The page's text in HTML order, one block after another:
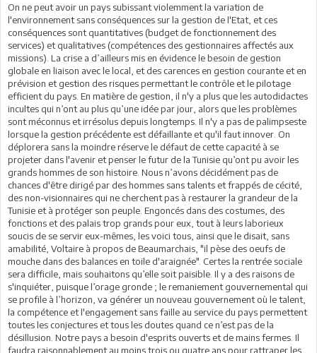
On ne peut avoir un pays subissant violemment la variation de
l'environnement sans conséquences sur la gestion de l'Etat, et ces
conséquences sont quantitatives (budget de fonctionnement des
services) et qualitatives (compétences des gestionnaires affectés aux
missions). La crise a d’ailleurs mis en évidence le besoin de gestion
globale en liaison avec le local, et des carences en gestion courante et en
prévision et gestion des risques permettant le contrôle et le pilotage
efficient du pays. En matière de gestion, il n'y a plus que les autodidactes
incultes qui n’ont au plus qu’une idée par jour, alors que les problèmes
sont méconnus et irrésolus depuis longtemps. Il n'y a pas de palimpseste
lorsque la gestion précédente est défaillante et qu'il faut innover. On
déplorera sans la moindre réserve le défaut de cette capacité à se
projeter dans l'avenir et penser le futur de la Tunisie qu’ont pu avoir les
grands hommes de son histoire. Nous n’avons décidément pas de
chances d'être dirigé par des hommes sans talents et frappés de cécité,
des non-visionnaires qui ne cherchent pas à restaurer la grandeur de la
Tunisie et à protéger son peuple. Engoncés dans des costumes, des
fonctions et des palais trop grands pour eux, tout à leurs laborieux
soucis de se servir eux-mêmes, les voici tous, ainsi que le disait, sans
amabilité, Voltaire à propos de Beaumarchais, "il pèse des oeufs de
mouche dans des balances en toile d'araignée". Certes la rentrée sociale
sera difficile, mais souhaitons qu’elle soit paisible. Il y a des raisons de
s'inquiéter, puisque l’orage gronde ; le remaniement gouvernemental qui
se profile à l’horizon, va générer un nouveau gouvernement où le talent,
la compétence et l'engagement sans faille au service du pays permettent
toutes les conjectures et tous les doutes quand ce n’est pas de la
désillusion. Notre pays a besoin d'esprits ouverts et de mains fermes. Il
faudra raisonnablement au moins trois ou quatre ans pour rattraper les